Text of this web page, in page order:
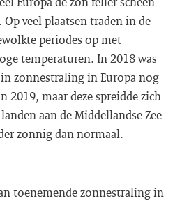
veel plaatsen traden in de
periodes op met
temperaturen. In 2018 was
zonnestraling in Europa nog
2019, maar deze spreidde zich
aan de Middellandse Zee
zonnig dan normaal.
toenemende zonnestraling in